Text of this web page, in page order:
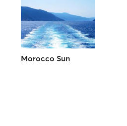
Morocco Sun